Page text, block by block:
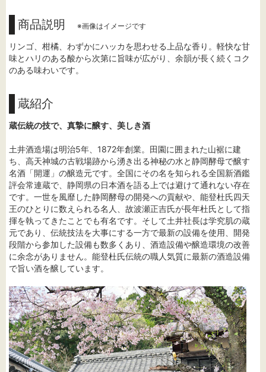
商品説明 ※画像はイメージです
リンゴ、柑橘、わずかにハッカを思わせる上品な香り。軽快な甘
味とハリのある酸から次第に旨味が広がり、余韻が長く続くコク
のある味わいです。
蔵紹介
蔵伝統の技で、真摯に醸す、美しき酒
土井酒造場は明治5年、1872年創業。田園に囲まれた山裾に建
ち、高天神城の古戦場跡から湧き出る神秘の水と静岡酵母で醸す
名酒「開運」の醸造元です。全国にその名を知られる全国新酒鑑
評会常連蔵で、静岡県の日本酒を語る上では避けて通れない存在
です。一世を風靡した静岡酵母の開発への貢献や、能登杜氏四天
王のひとりに数えられる名人、故波瀬正吉氏が長年杜氏として指
揮を執ってきたことでも有名です。そして土井社長は学究肌の蔵
元であり、伝統技法を大事にする一方で最新の設備を使用、開発
段階から参加した設備も数多くあり、酒造設備や醸造環境の改善
に余念がありません。能登杜氏伝統の職人気質に最新の酒造設備
で旨い酒を醸しています。